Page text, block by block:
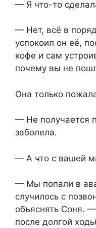
— Я что-то
— Нет, всё в
успокоил он её,
кофе и сам
почему вы не
Она только
— Не получается
заболела.
— А что с вашей
— Мы попали в
случилось с
объяснять Соня.
после долгой